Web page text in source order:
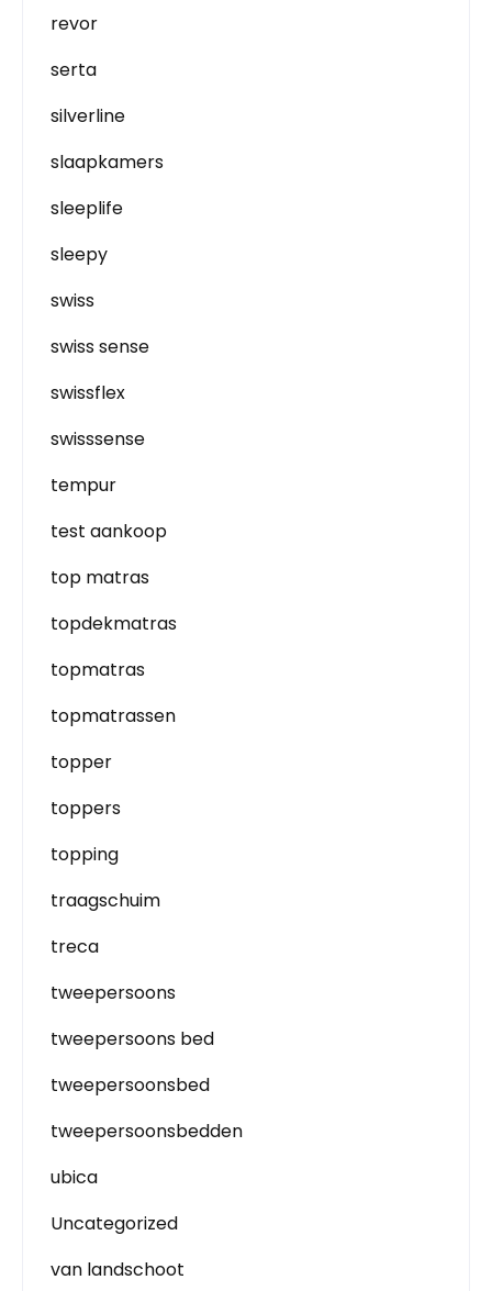
revor
serta
silverline
slaapkamers
sleeplife
sleepy
swiss
swiss sense
swissflex
swisssense
tempur
test aankoop
top matras
topdekmatras
topmatras
topmatrassen
topper
toppers
topping
traagschuim
treca
tweepersoons
tweepersoons bed
tweepersoonsbed
tweepersoonsbedden
ubica
Uncategorized
van landschoot